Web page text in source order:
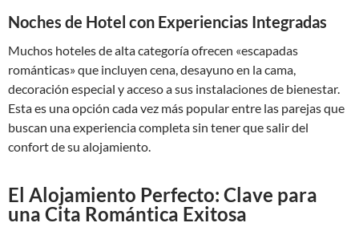
Noches de Hotel con Experiencias Integradas
Muchos hoteles de alta categoría ofrecen «escapadas
románticas» que incluyen cena, desayuno en la cama,
decoración especial y acceso a sus instalaciones de bienestar.
Esta es una opción cada vez más popular entre las parejas que
buscan una experiencia completa sin tener que salir del
confort de su alojamiento.
El Alojamiento Perfecto: Clave para
una Cita Romántica Exitosa